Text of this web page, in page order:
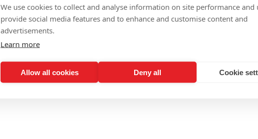
We use cookies to collect and analyse information on site performance and
provide social media features and to enhance and customise content and
advertisements.
Learn more
Allow all cookies Deny all Cookie